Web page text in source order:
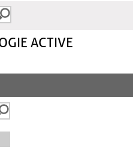
ACTIVE